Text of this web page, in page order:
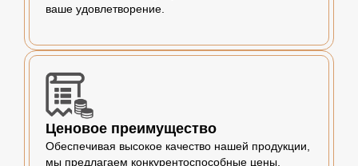
ваше удовлетворение.
Ценовое преимущество
Обеспечивая высокое качество нашей продукции,
мы предлагаем конкурентоспособные цены,